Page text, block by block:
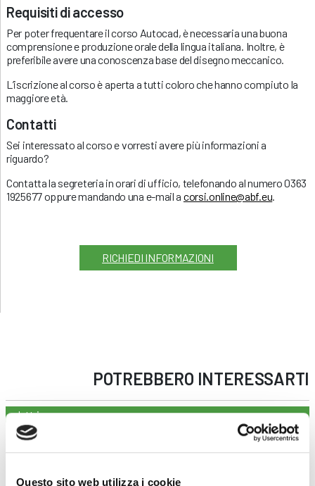
Questo sito web utilizza i cookie
Requisiti di accesso
Per poter frequentare il corso Autocad, è necessaria una buona
comprensione e produzione orale della lingua italiana. Inoltre, è
preferibile avere una conoscenza base del disegno meccanico.
L’iscrizione al corso è aperta a tutti coloro che hanno compiuto la
maggiore età.
Contatti
Sei interessato al corso e vorresti avere più informazioni a
riguardo?
Contatta la segreteria in orari di ufficio, telefonando al numero 0363
1925677 oppure mandando una e-mail a corsi.online@abf.eu
RICHIEDI INFORMAZIONI
POTREBBERO INTERESSARTI
elettrico
Lettura del Disegno Elettrico-Online